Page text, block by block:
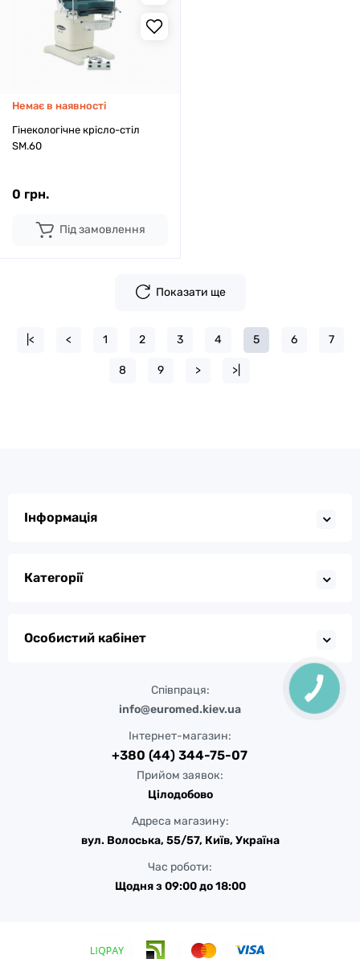
Немає в наявності
Гінекологічне крісло-стіл
SM.60
0 грн.
Під замовлення
Показати ще
|< < 1 2 3 4 5 6 7
8 9 > >|
Інформація
Категорії
Особистий кабінет
Співпраця:
info@euromed.kiev.ua
Інтернет-магазин:
+380 (44) 344-75-07
Прийом заявок:
Цілодобово
Адреса магазину:
вул. Волоська, 55/57, Київ, Україна
Час роботи:
Щодня з 09:00 до 18:00